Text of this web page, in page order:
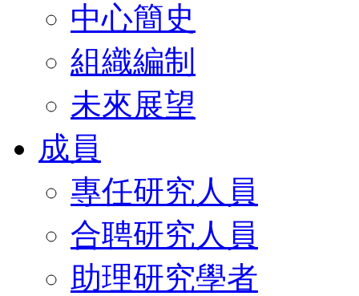
中心簡史
組織編制
未來展望
成員
專任研究人員
合聘研究人員
助理研究學者